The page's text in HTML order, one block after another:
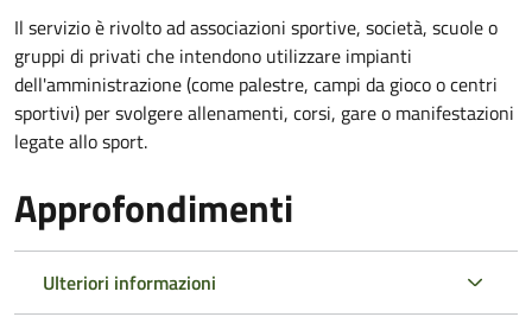
Il servizio è rivolto ad associazioni sportive, società, scuole o
gruppi di privati che intendono utilizzare impianti
dell'amministrazione (come palestre, campi da gioco o centri
sportivi) per svolgere allenamenti, corsi, gare o manifestazioni
legate allo sport.
Approfondimenti
Ulteriori informazioni